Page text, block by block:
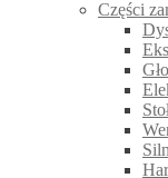
Części